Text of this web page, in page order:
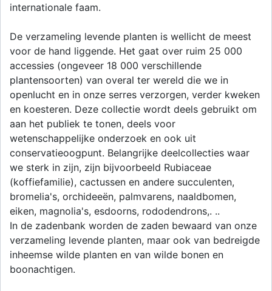
internationale faam.
De verzameling levende planten is wellicht de meest
voor de hand liggende. Het gaat over ruim 25 000
accessies (ongeveer 18 000 verschillende
plantensoorten) van overal ter wereld die we in
openlucht en in onze serres verzorgen, verder kweken
en koesteren. Deze collectie wordt deels gebruikt om
aan het publiek te tonen, deels voor
wetenschappelijke onderzoek en ook uit
conservatieoogpunt. Belangrijke deelcollecties waar
we sterk in zijn, zijn bijvoorbeeld Rubiaceae
(koffiefamilie), cactussen en andere succulenten,
bromelia's, orchideeën, palmvarens, naaldbomen,
eiken, magnolia's, esdoorns, rododendrons,. ..
In de zadenbank worden de zaden bewaard van onze
verzameling levende planten, maar ook van bedreigde
inheemse wilde planten en van wilde bonen en
boonachtigen.